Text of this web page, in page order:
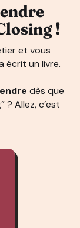
!
et vous
écrit un livre.
dès que
? Allez, c’est